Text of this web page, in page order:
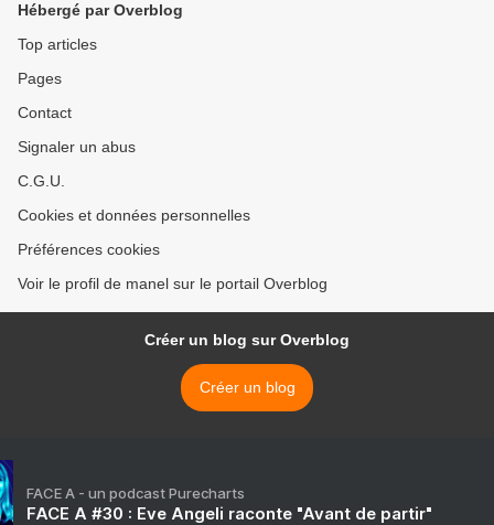
Hébergé par Overblog
Top articles
Pages
Contact
Signaler un abus
C.G.U.
Cookies et données personnelles
Préférences cookies
Voir le profil de manel sur le portail Overblog
Créer un blog sur Overblog
Créer un blog
FACE A - un podcast Purecharts
FACE A #30 : Eve Angeli raconte "Avant de partir"